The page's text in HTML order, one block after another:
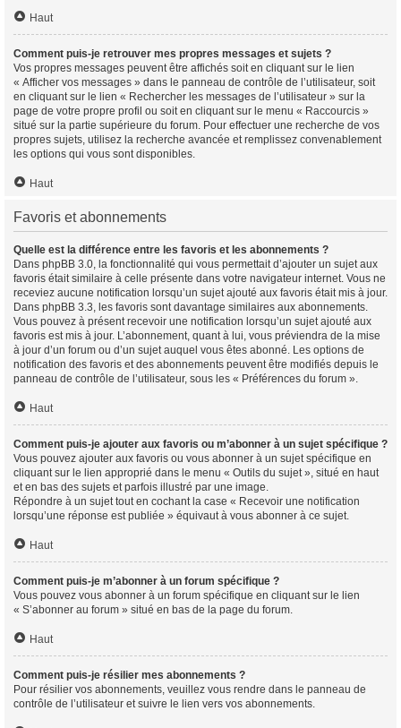
Haut
Comment puis-je retrouver mes propres messages et sujets ?
Vos propres messages peuvent être affichés soit en cliquant sur le lien
« Afficher vos messages » dans le panneau de contrôle de l’utilisateur, soit
en cliquant sur le lien « Rechercher les messages de l’utilisateur » sur la
page de votre propre profil ou soit en cliquant sur le menu « Raccourcis »
situé sur la partie supérieure du forum. Pour effectuer une recherche de vos
propres sujets, utilisez la recherche avancée et remplissez convenablement
les options qui vous sont disponibles.
Haut
Favoris et abonnements
Quelle est la différence entre les favoris et les abonnements ?
Dans phpBB 3.0, la fonctionnalité qui vous permettait d’ajouter un sujet aux
favoris était similaire à celle présente dans votre navigateur internet. Vous ne
receviez aucune notification lorsqu’un sujet ajouté aux favoris était mis à jour.
Dans phpBB 3.3, les favoris sont davantage similaires aux abonnements.
Vous pouvez à présent recevoir une notification lorsqu’un sujet ajouté aux
favoris est mis à jour. L’abonnement, quant à lui, vous préviendra de la mise
à jour d’un forum ou d’un sujet auquel vous êtes abonné. Les options de
notification des favoris et des abonnements peuvent être modifiés depuis le
panneau de contrôle de l’utilisateur, sous les « Préférences du forum ».
Haut
Comment puis-je ajouter aux favoris ou m’abonner à un sujet spécifique ?
Vous pouvez ajouter aux favoris ou vous abonner à un sujet spécifique en
cliquant sur le lien approprié dans le menu « Outils du sujet », situé en haut
et en bas des sujets et parfois illustré par une image.
Répondre à un sujet tout en cochant la case « Recevoir une notification
lorsqu’une réponse est publiée » équivaut à vous abonner à ce sujet.
Haut
Comment puis-je m’abonner à un forum spécifique ?
Vous pouvez vous abonner à un forum spécifique en cliquant sur le lien
« S’abonner au forum » situé en bas de la page du forum.
Haut
Comment puis-je résilier mes abonnements ?
Pour résilier vos abonnements, veuillez vous rendre dans le panneau de
contrôle de l’utilisateur et suivre le lien vers vos abonnements.